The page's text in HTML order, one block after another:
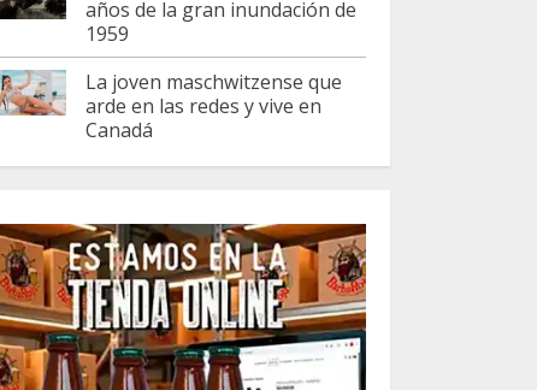
años de la gran inundación de
1959
La joven maschwitzense que
arde en las redes y vive en
Canadá